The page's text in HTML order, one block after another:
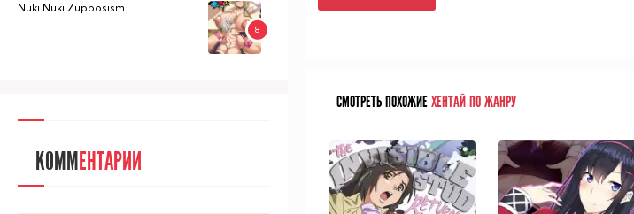
СМОТРЕТЬ ПОХОЖИЕХЕНТАЙ ПО ЖАНРУ
Nuki Nuki Zupposism
КОММЕНТАРИИ